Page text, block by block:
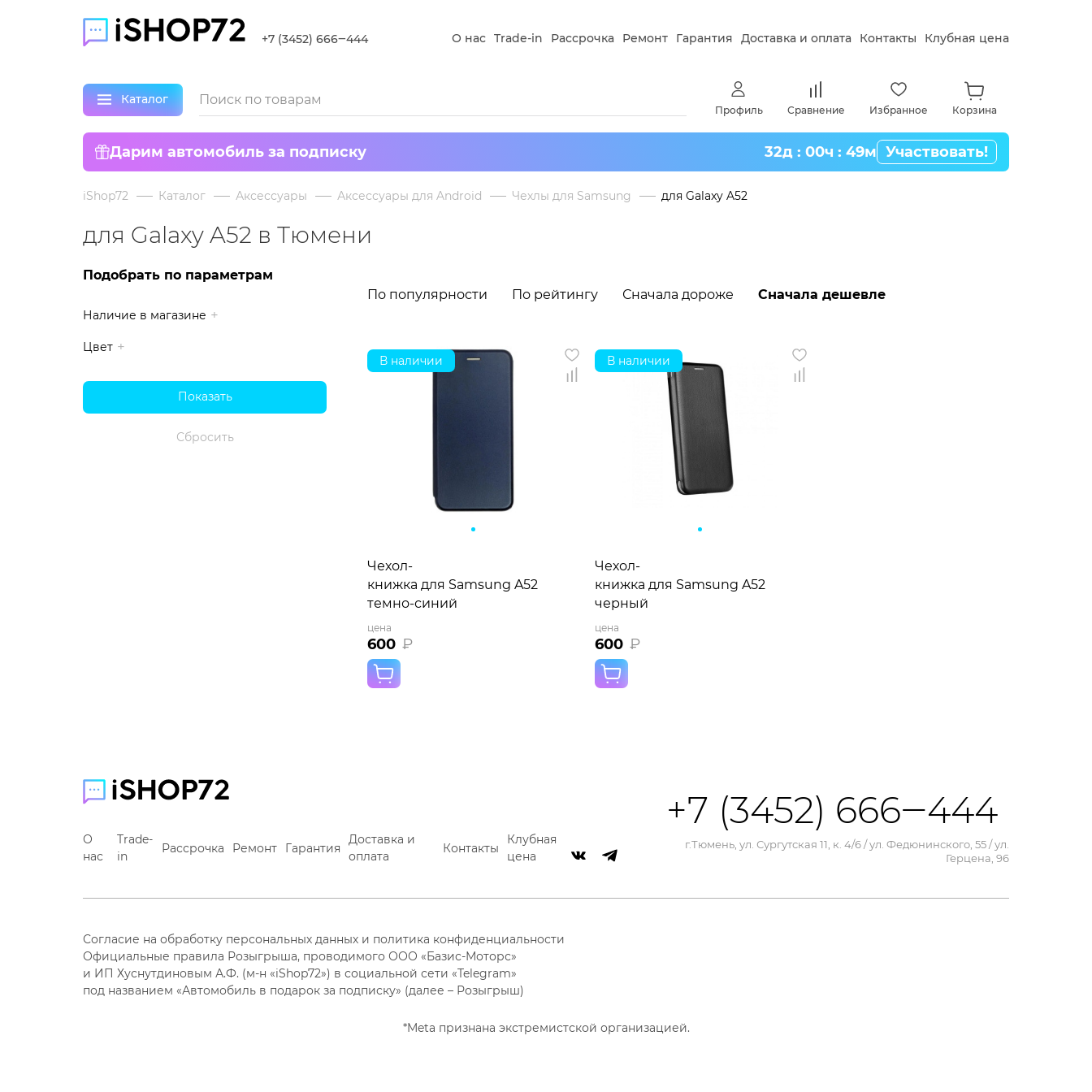
+7 (3452) 666‒444 О нас Trade-in Рассрочка Ремонт Гарантия Доставка и оплата Контакты Клубная цена
Каталог
Профиль Сравнение Избранное Корзина
Дарим автомобиль за подписку 32д : 00ч : 49м Участвовать!
iShop72 Каталог Аксессуары Аксессуары для Android Чехлы для Samsung для Galaxy A52
для Galaxy A52 в Тюмени
Подобрать по параметрам
Наличие в магазине
Цвет
По популярности По рейтингу Сначала дороже Сначала дешевле
В наличии
Чехол-
книжка для Samsung A52
темно-синий
цена
600 ₽
В наличии
Чехол-
книжка для Samsung A52
черный
цена
600 ₽
О
нас
Trade-
in
Рассрочка Ремонт Гарантия
Доставка и
оплата
Контакты
Клубная
цена
+7 (3452) 666‒444
г.Тюмень, ул. Сургутская 11, к. 4/6 / ул. Федюнинского, 55 / ул.
Герцена, 96
Согласие на обработку персональных данных и политика конфиденциальности
Официальные правила Розыгрыша, проводимого ООО «Базис-Моторс»
и ИП Хуснутдиновым А.Ф. (м-н «iShop72») в социальной сети «Telegram»
под названием «Автомобиль в подарок за подписку» (далее – Розыгрыш)
*Meta признана экстремистской организацией.